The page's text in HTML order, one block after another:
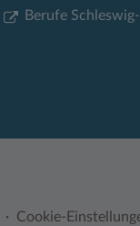
Berufe
Cookie-